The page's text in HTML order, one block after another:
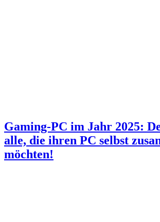
Gaming-PC im Jahr 2025:
alle, die ihren PC selbst
möchten!